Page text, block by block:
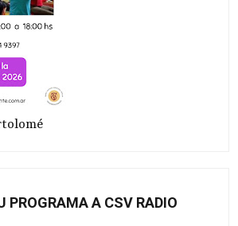
PROGRAMA A CSV RADIO